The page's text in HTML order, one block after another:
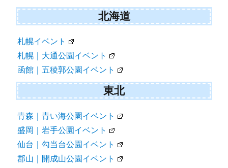
北海道
札幌イベント
札幌｜大通公園イベント
函館｜五稜郭公園イベント
東北
青森｜青い海公園イベント
盛岡｜岩手公園イベント
仙台｜勾当台公園イベント
郡山｜開成山公園イベント